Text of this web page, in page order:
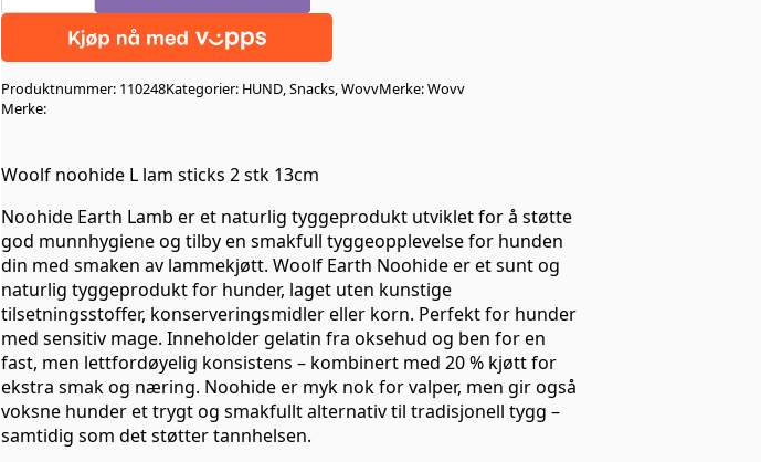
lam
2
13cm
antall
Produktnummer: 110248Kategorier: HUND,Snacks,WovvMerke:Wovv
Merke:
Woolf noohide L lam sticks 2 stk 13cm
Noohide Earth Lamb er et naturlig tyggeprodukt utviklet for å støtte
god munnhygiene og tilby en smakfull tyggeopplevelse for hunden
din med smaken av lammekjøtt. Woolf Earth Noohide er et sunt og
naturlig tyggeprodukt for hunder, laget uten kunstige
tilsetningsstoffer, konserveringsmidler eller korn. Perfekt for hunder
med sensitiv mage. Inneholder gelatin fra oksehud og ben for en
fast, men lettfordøyelig konsistens – kombinert med 20 % kjøtt for
ekstra smak og næring. Noohide er myk nok for valper, men gir også
voksne hunder et trygt og smakfullt alternativ til tradisjonell tygg –
samtidig som det støtter tannhelsen.